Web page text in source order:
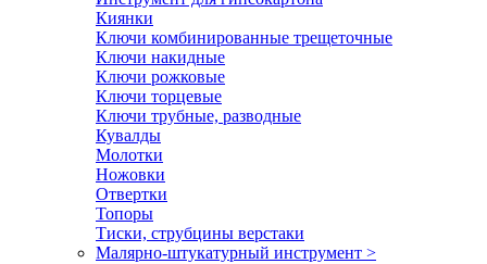
Киянки
Ключи комбинированные трещеточные
Ключи накидные
Ключи рожковые
Ключи торцевые
Ключи трубные, разводные
Кувалды
Молотки
Ножовки
Отвертки
Топоры
Тиски, струбцины верстаки
Малярно-штукатурный инструмент >